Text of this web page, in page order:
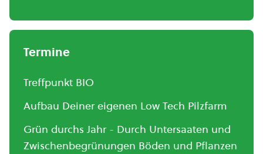
Termine
Treffpunkt BIO
Aufbau Deiner eigenen Low Tech Pilzfarm
Grün durchs Jahr - Durch Untersaaten und
Zwischenbegrünungen Böden und Pflanzen